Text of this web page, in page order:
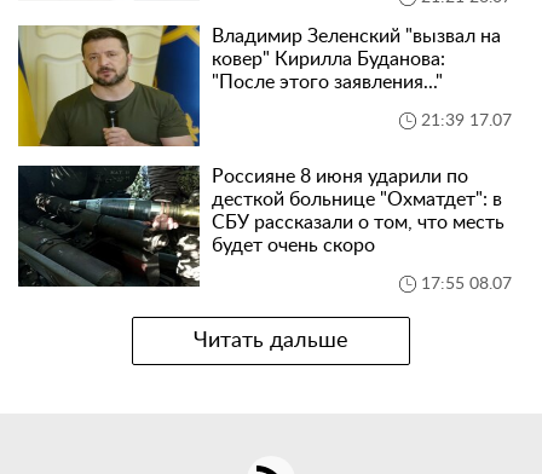
Владимир Зеленский "вызвал на
ковер" Кирилла Буданова:
"После этого заявления..."
21:39 17.07
Россияне 8 июня ударили по
десткой больнице "Охматдет": в
СБУ рассказали о том, что месть
будет очень скоро
17:55 08.07
Читать дальше